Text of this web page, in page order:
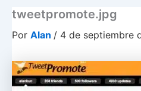
tweetpromote.jpg
Por Alan / 4 de septiembre